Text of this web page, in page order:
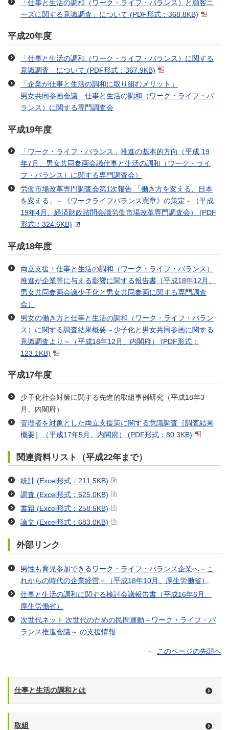
「仕事と生活の調和（ワーク・ライフ・バランス）と顧客ニ
ーズに関する意識調査」について (PDF形式：368.8KB)
平成20年度
「仕事と生活の調和（ワーク・ライフ・バランス）に関する
意識調査」について (PDF形式：367.9KB)
「企業が仕事と生活の調和に取り組むメリット」
男女共同参画会議 仕事と生活の調和（ワーク・ライフ・バ
ランス）に関する専門調査会
平成19年度
「ワーク・ライフ・バランス」推進の基本的方向（平成 19
年7月、男女共同参画会議仕事と生活の調和（ワーク・ライ
フ・バランス）に関する専門調査会）
労働市場改革専門調査会第1次報告 「働き方を変える、日本
を変える」－《ワークライフバランス憲章》の策定－（平成
19年4月、経済財政諮問会議労働市場改革専門調査会） (PDF
形式：324.6KB)
平成18年度
両立支援・仕事と生活の調和（ワーク・ライフ・バランス）
推進が企業等に与える影響に関する報告書（平成18年12月、
男女共同参画会議少子化と男女共同参画に関する専門調査
会）
男女の働き方と仕事と生活の調和（ワーク・ライフ・バラン
ス）に関する調査結果概要～少子化と男女共同参画に関する
意識調査より～（平成18年12月、内閣府） (PDF形式：
123.1KB)
平成17年度
少子化社会対策に関する先進的取組事例研究（平成18年3
月、内閣府）
管理者を対象とした両立支援策に関する意識調査［調査結果
概要］（平成17年5月、内閣府） (PDF形式：80.3KB)
関連資料リスト（平成22年まで）
統計 (Excel形式：211.5KB)
調査 (Excel形式：625.0KB)
書籍 (Excel形式：258.5KB)
論文 (Excel形式：683.0KB)
外部リンク
男性も育児参加できるワーク・ライフ・バランス企業へ－こ
れからの時代の企業経営－（平成18年10月、厚生労働省）
仕事と生活の調和に関する検討会議報告書（平成16年6月、
厚生労働省）
次世代ネット 次世代のための民間運動～ワーク・ライフ・バ
ランス推進会議～ の支援情報
このページの先頭へ
仕事と生活の調和とは
取組